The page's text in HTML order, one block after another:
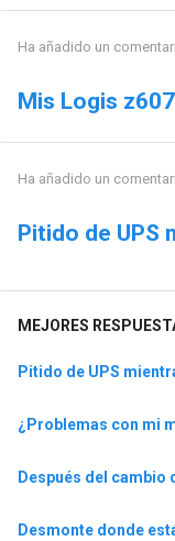
Ha añadido un
Mis Logis
Ha añadido un
Pitido de UPS
MEJORES
Pitido de UPS
¿Problemas con mi
Después del cambio
Desmonte donde